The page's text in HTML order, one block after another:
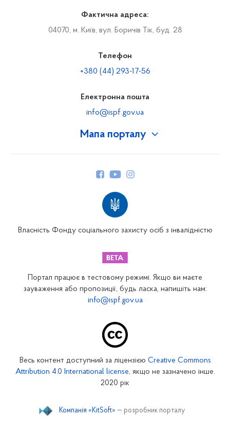
Мапа порталу
Закарпатське відділення
Запорізьке відділення
Кіровоградське відділення
Миколаївське відділення
Фактична адреса:
04070, м. Київ, вул. Боричів Тік, буд. 28
Телефон
+380 (44) 293-17-56
Електронна пошта
info@ispf.gov.ua
Власність Фонду соціального захисту осіб з інвалідністю
Портал працює в тестовому режимі. Якщо ви маєте
зауваження або пропозиції, будь ласка, напишіть нам:
info@ispf.gov.ua
Весь контент доступний за ліцензією Creative Commons
Attribution 4.0 International license, якщо не зазначено інше.
2020 рік
Компанія «KitSoft» — розробник порталу